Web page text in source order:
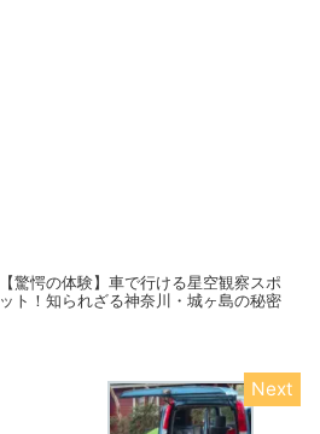
【驚愕の体験】車で行ける星空観察スポ
ット！知られざる神奈川・城ヶ島の秘密